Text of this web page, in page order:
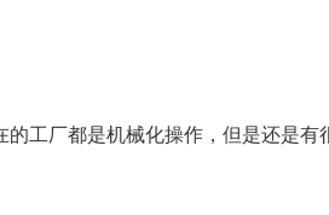
工厂都是机械化操作，但是还是有